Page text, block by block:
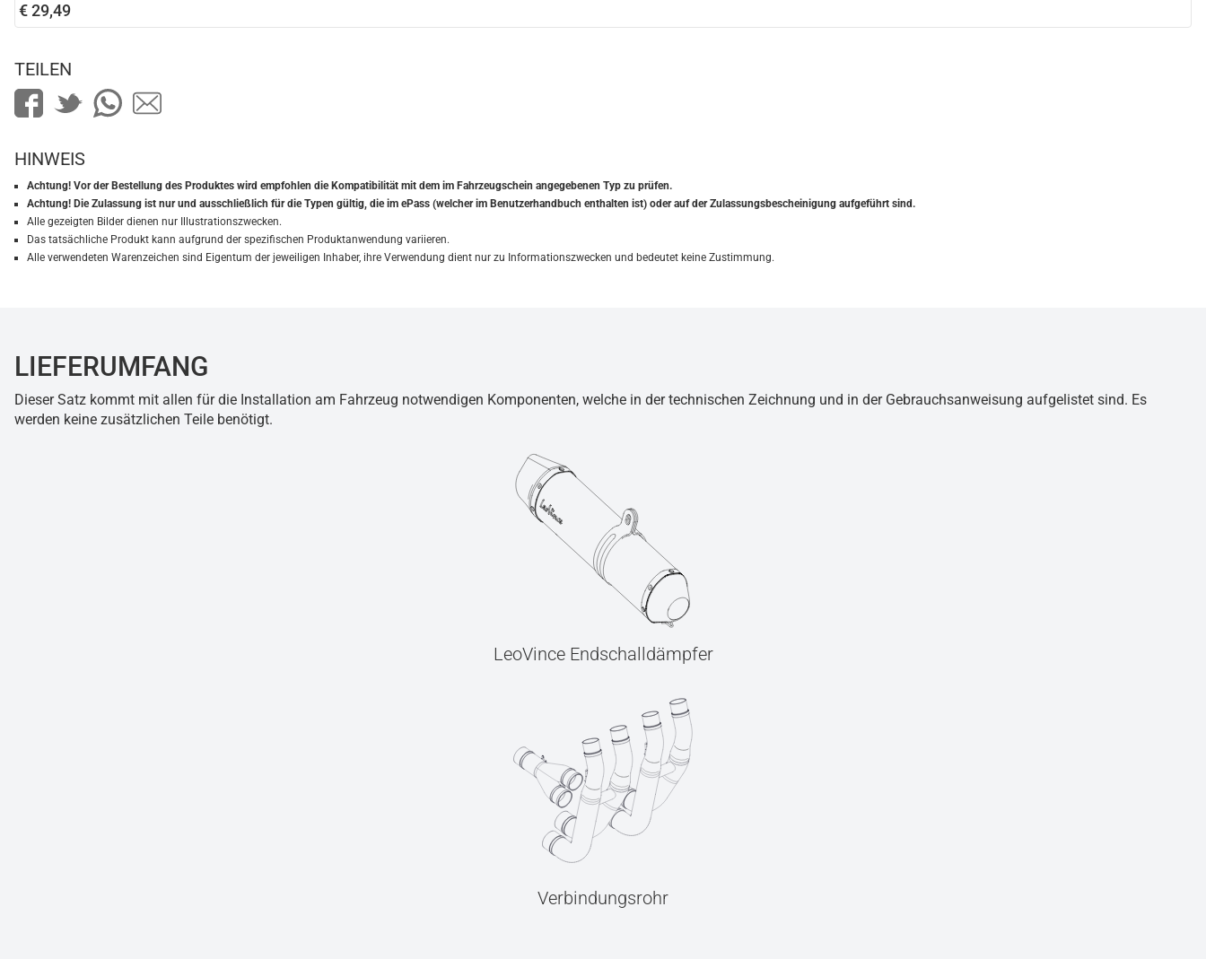
€ 29,49
TEILEN
HINWEIS
Achtung! Vor der Bestellung des Produktes wird empfohlen die Kompatibilität mit dem im Fahrzeugschein angegebenen Typ zu prüfen.
Achtung! Die Zulassung ist nur und ausschließlich für die Typen gültig, die im ePass (welcher im Benutzerhandbuch enthalten ist) oder auf der Zulassungsbescheinigung aufgeführt sind.
Alle gezeigten Bilder dienen nur Illustrationszwecken.
Das tatsächliche Produkt kann aufgrund der spezifischen Produktanwendung variieren.
Alle verwendeten Warenzeichen sind Eigentum der jeweiligen Inhaber, ihre Verwendung dient nur zu Informationszwecken und bedeutet keine Zustimmung.
LIEFERUMFANG
Dieser Satz kommt mit allen für die Installation am Fahrzeug notwendigen Komponenten, welche in der technischen Zeichnung und in der Gebrauchsanweisung aufgelistet sind. Es
werden keine zusätzlichen Teile benötigt.
LeoVince Endschalldämpfer
Verbindungsrohr